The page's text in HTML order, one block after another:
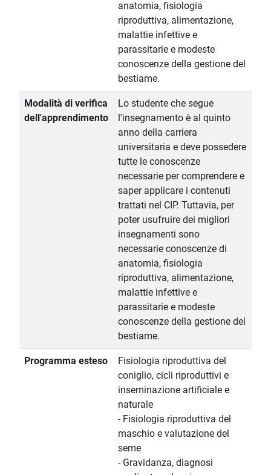
anatomia, fisiologia
riproduttiva, alimentazione,
malattie infettive e
parassitarie e modeste
conoscenze della gestione del
bestiame.
Modalità di verifica
dell'apprendimento
Lo studente che segue
l'insegnamento è al quinto
anno della carriera
universitaria e deve possedere
tutte le conoscenze
necessarie per comprendere e
saper applicare i contenuti
trattati nel CIP. Tuttavia, per
poter usufruire dei migliori
insegnamenti sono
necessarie conoscenze di
anatomia, fisiologia
riproduttiva, alimentazione,
malattie infettive e
parassitarie e modeste
conoscenze della gestione del
bestiame.
Programma esteso
Fisiologia riproduttiva del
coniglio, cicli riproduttivi e
inseminazione artificiale e
naturale
- Fisiologia riproduttiva del
maschio e valutazione del
seme
- Gravidanza, diagnosi